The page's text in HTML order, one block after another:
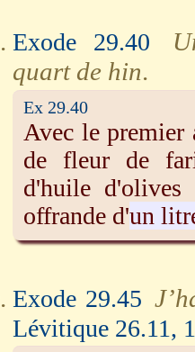
Exode 29.40
quart de hin.
Ex 29.40
Avec le premier
de fleur de
d'huile d'olives
offrande d'un
Exode 29.45
Lévitique 26.11,